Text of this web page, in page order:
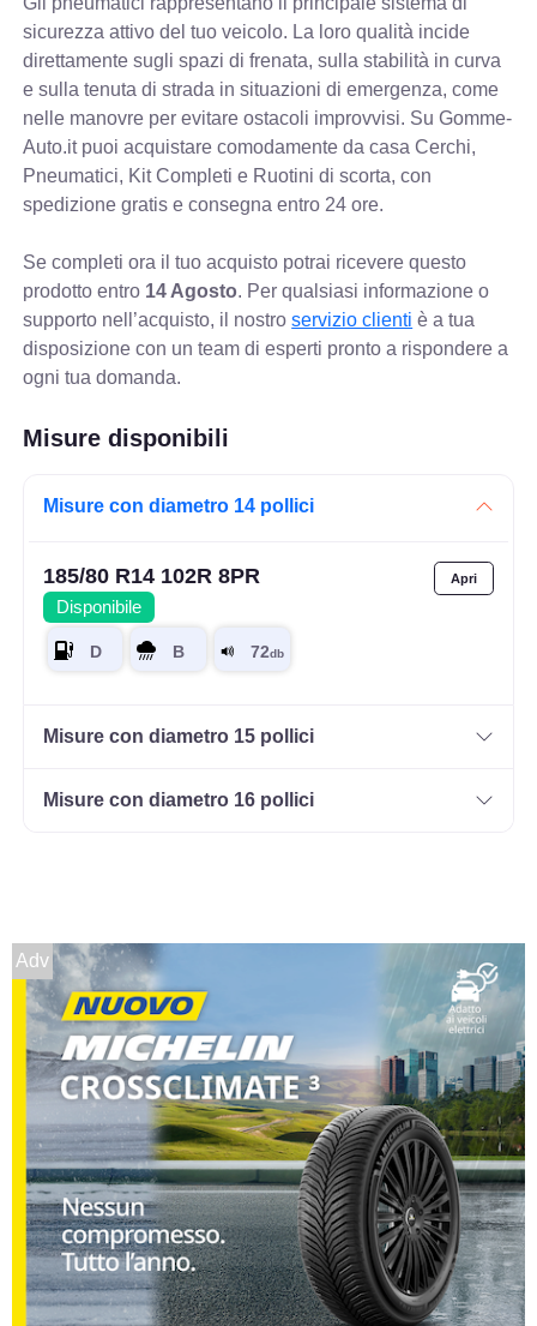
sicurezza attivo del tuo veicolo. La loro qualità incide
direttamente sugli spazi di frenata, sulla stabilità in curva
e sulla tenuta di strada in situazioni di emergenza, come
nelle manovre per evitare ostacoli improvvisi. Su Gomme-
Auto.it puoi acquistare comodamente da casa Cerchi,
Pneumatici, Kit Completi e Ruotini di scorta, con
spedizione gratis e consegna entro 24 ore.
Se completi ora il tuo acquisto potrai ricevere questo
prodotto entro 14 Agosto. Per qualsiasi informazione o
supporto nell’acquisto, il nostroservizio clienti è a tua
disposizione con un team di esperti pronto a rispondere a
ogni tua domanda.
Misure disponibili
Misure con diametro 14 pollici
185/80 R14 102R 8PR
Disponibile
Misure con diametro 15 pollici
Misure con diametro 16 pollici
Adv